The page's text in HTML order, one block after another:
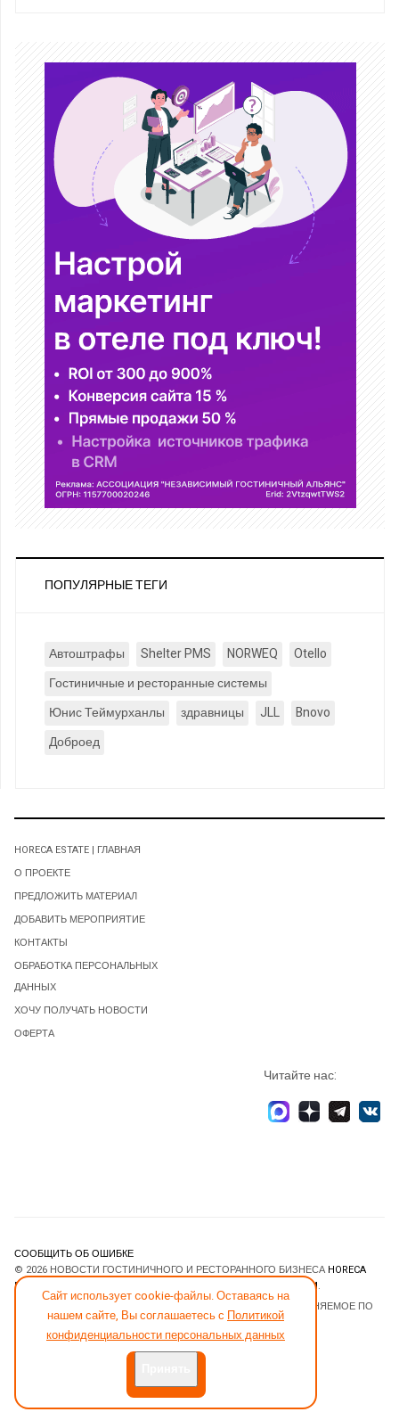
ПОПУЛЯРНЫЕ ТЕГИ
Автоштрафы Shelter PMS NORWEQ
Otello
Гостиничные и ресторанные системы
Юнис Теймурханлы
здравницы JLL
Bnovo
Доброед
Сайт использует cookie-файлы. Оставаясь на
нашем сайте, Вы соглашаетесь с Политикой
конфиденциальности персональных данных
HORECA ESTATE | ГЛАВНАЯ
О ПРОЕКТЕ
ПРЕДЛОЖИТЬ МАТЕРИАЛ
ДОБАВИТЬ МЕРОПРИЯТИЕ
КОНТАКТЫ
ОБРАБОТКА ПЕРСОНАЛЬНЫХ
ДАННЫХ
ХОЧУ ПОЛУЧАТЬ НОВОСТИ
ОФЕРТА
Читайте нас:
СООБЩИТЬ ОБ ОШИБКЕ
© 2026 НОВОСТИ ГОСТИНИЧНОГО И РЕСТОРАННОГО БИЗНЕСА HORECA
ESTATE
JOOMLART.COM.
- ПРОГРАММНОЕ ОБЕСПЕЧЕНИЕ, РАСПРОСТРАНЯЕМОЕ ПО
ЛИЦЕНЗИИGNU GENERAL PUBLIC LICENSE.